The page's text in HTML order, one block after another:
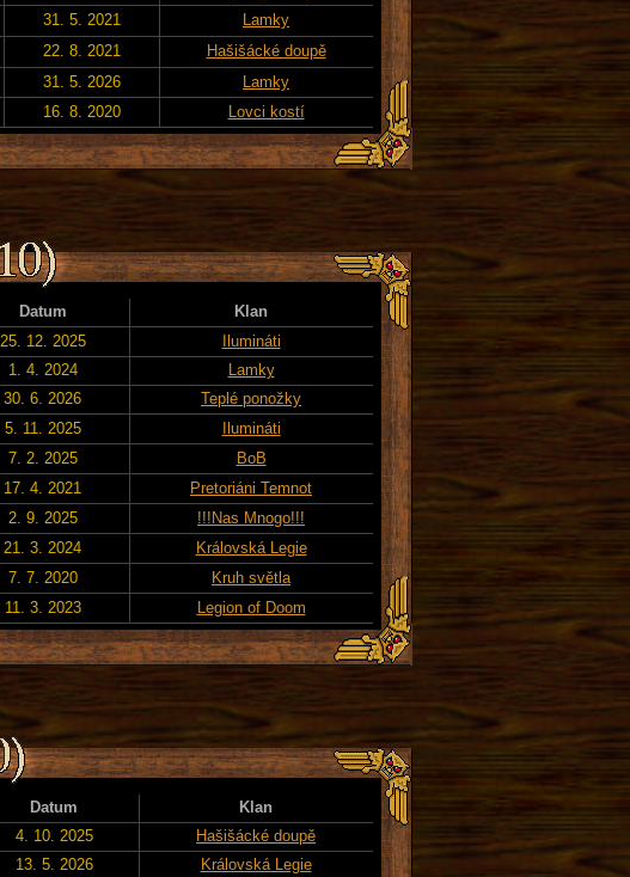
31. 5. 2021
Lamky
22. 8. 2021
Hašišácké doupě
31. 5. 2026
Lamky
16. 8. 2020 Lovci kostí
Datum
Klan
25. 12. 2025
Ilumináti
1. 4. 2024
Lamky
30. 6. 2026
Teplé ponožky
5. 11. 2025
Ilumináti
7. 2. 2025
BoB
17. 4. 2021
Pretoriáni Temnot
2. 9. 2025
!!!Nas Mnogo!!!
21. 3. 2024
Královská Legie
7. 7. 2020
Kruh světla
11. 3. 2023 Legion of Doom
Datum
Klan
4. 10. 2025
Hašišácké doupě
13. 5. 2026 Královská Legie